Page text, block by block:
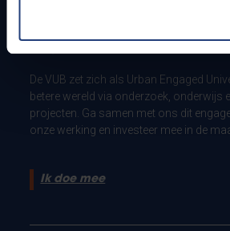
Steun VUB
De VUB zet zich als Urban Engaged
betere wereld via onderzoek, onderwijs
projecten. Ga samen met ons dit
onze werking en investeer mee in de
Ik doe mee